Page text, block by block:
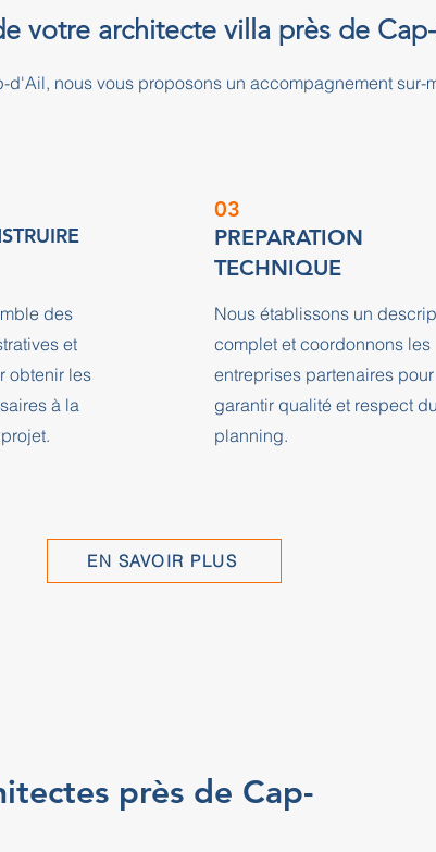
votre architecte villa près de
nous vous proposons un accompagnement sur-
des
et
obtenir les
à la
03
PREPARATION
TECHNIQUE
Nous établissons un
complet et coordonnons les
entreprises partenaires pour
garantir qualité et respect du
planning.
EN SAVOIR PLUS
près de Cap-